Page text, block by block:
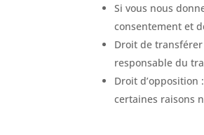
Si vous nous
consentement et
Droit de
responsable du
Droit
certaines raisons